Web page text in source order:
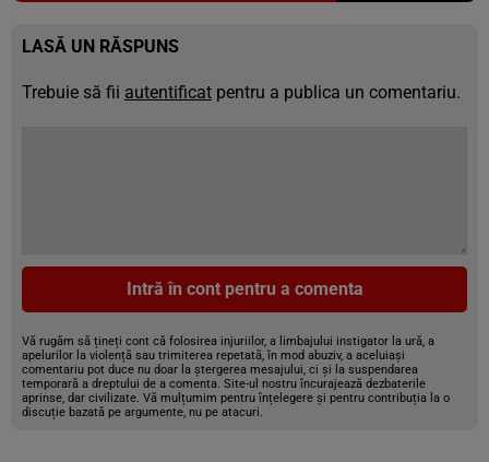
LASĂ UN RĂSPUNS
Trebuie să fii autentificat pentru a publica un comentariu.
Intră în cont pentru a comenta
Vă rugăm să țineți cont că folosirea injuriilor, a limbajului instigator la ură, a
apelurilor la violență sau trimiterea repetată, în mod abuziv, a aceluiași
comentariu pot duce nu doar la ștergerea mesajului, ci și la suspendarea
temporară a dreptului de a comenta. Site-ul nostru încurajează dezbaterile
aprinse, dar civilizate. Vă mulțumim pentru înțelegere și pentru contribuția la o
discuție bazată pe argumente, nu pe atacuri.